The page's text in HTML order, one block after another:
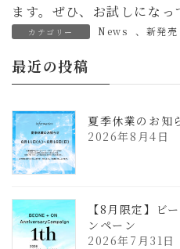
ます。ぜひ、お試しになっ
カテゴリー News 、 新発売
最近の投稿
夏季休業のお知
2026年8月4日
【8月限定】ビ
ンペーン
2026年7月31日